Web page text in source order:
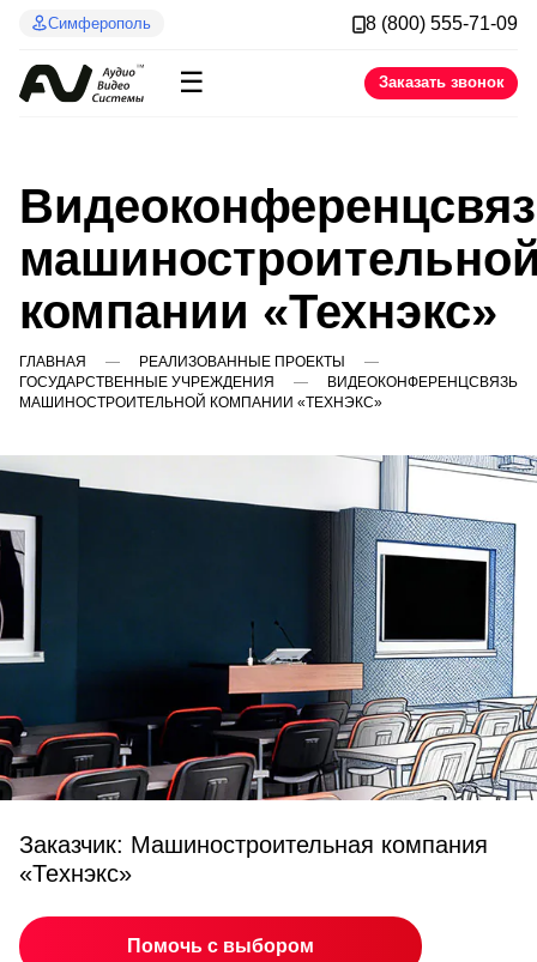
Симферополь 8 (800) 555-71-09
☰ Заказать звонок
компании «Технэкс»
ГЛАВНАЯ
РЕАЛИЗОВАННЫЕ ПРОЕКТЫ
ГОСУДАРСТВЕННЫЕ УЧРЕЖДЕНИЯ
ВИДЕОКОНФЕРЕНЦСВЯЗЬ
МАШИНОСТРОИТЕЛЬНОЙ КОМПАНИИ «ТЕХНЭКС»
Заказчик: Машиностроительная компания
«Технэкс»
Помочь с выбором